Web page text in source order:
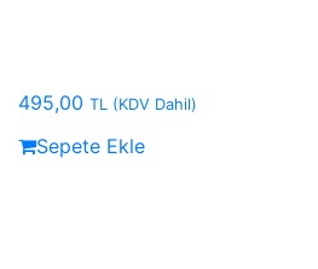
495,00 TL (KDV Dahil)
Sepete Ekle